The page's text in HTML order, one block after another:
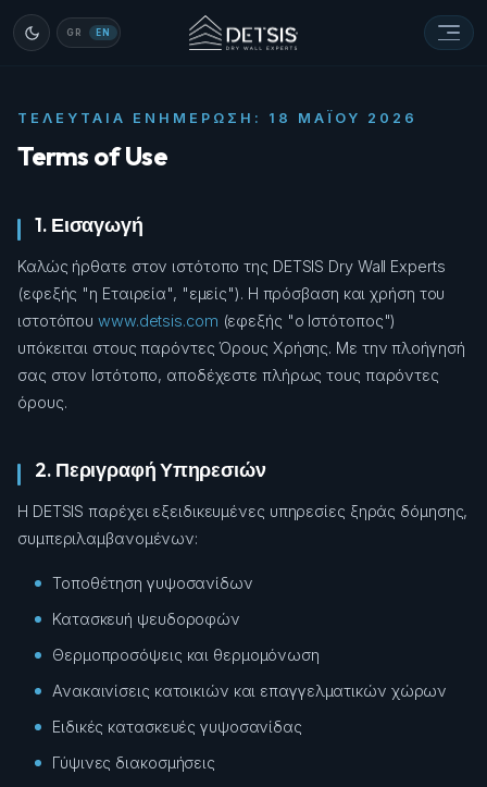
GR EN
ΤΕΛΕΥΤΑΊΑ ΕΝΗΜΈΡΩΣΗ: 18 ΜΑΪ́ΟΥ 2026
Terms of Use
1. Εισαγωγή
Καλώς ήρθατε στον ιστότοπο της DETSIS Dry Wall Experts
(εφεξής "η Εταιρεία", "εμείς"). Η πρόσβαση και χρήση του
ιστοτόπουwww.detsis.com (εφεξής "ο Ιστότοπος")
υπόκειται στους παρόντες Όρους Χρήσης. Με την πλοήγησή
σας στον Ιστότοπο, αποδέχεστε πλήρως τους παρόντες
όρους.
2. Περιγραφή Υπηρεσιών
Η DETSIS παρέχει εξειδικευμένες υπηρεσίες ξηράς δόμησης,
συμπεριλαμβανομένων:
Τοποθέτηση γυψοσανίδων
Κατασκευή ψευδοροφών
Θερμοπροσόψεις και θερμομόνωση
Ανακαινίσεις κατοικιών και επαγγελματικών χώρων
Ειδικές κατασκευές γυψοσανίδας
Γύψινες διακοσμήσεις